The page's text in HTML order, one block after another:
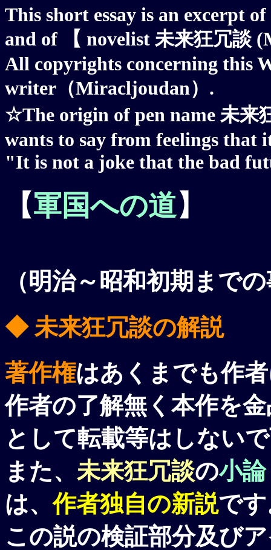
This short essay is an excerpt
and of 【 novelist 未来狂冗談
All copyrights concerning this
writer（Miracljoudan）.
☆The origin of pen name 未来
wants to say from feelings that
"It is not a joke that the bad
【軍国への道】
（明治～昭和初期まで
◆ 未来狂冗談の解説
著作権はあくまでも作
作者の了解無く本作を
として転載等はしない
また、 未来狂冗談の小
は、作者独自の新説で
この説の検証部分及び